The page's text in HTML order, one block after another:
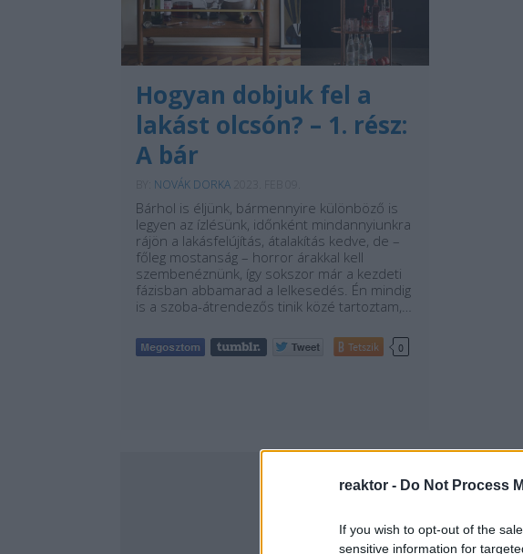
reaktor - Do Not Process
If you wish to opt-out of the
sensitive information for
Hogyan dobjuk fel a
lakást olcsón? – 1. rész:
A bár
NOVÁK DORKA
Bárhol is éljünk, bármennyire különböző is
legyen az ízlésünk, időnként mindannyiunkra
rájön a lakásfelújítás, átalakítás kedve, de –
főleg mostanság – horror árakkal kell
szembenéznünk, így sokszor már a kezdeti
fázisban abbamarad a lelkesedés. Én mindig
is a szoba-átrendezős tinik közé tartoztam,…
Tetszik 0